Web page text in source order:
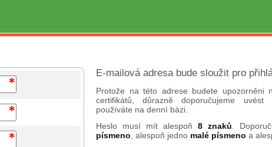
E-mailová adresa bude sloužit pro
Protože na této adrese budete upozorněni
certifikátů, důrazně doporučujeme uvést
používáte na denní bázi.
Heslo musí mít alespoň 8 znaků .
písmeno , alespoň jedno malé písmeno a